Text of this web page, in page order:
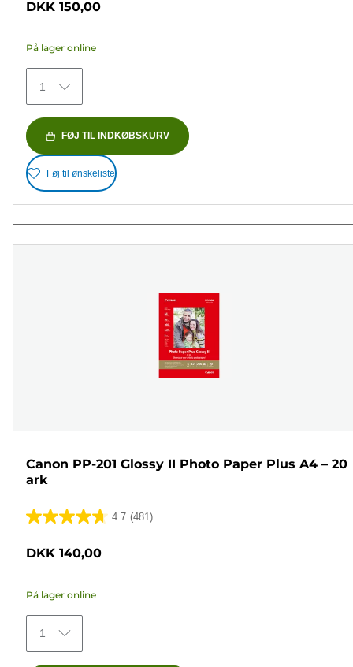
af
stjerner.
74
anmeldelser
DKK 150,00
På lager online
1
FØJ TIL INDKØBSKURV
Føj til ønskeliste
Canon PP-201 Glossy II Photo Paper Plus A4 – 20
ark
4.7 (481)
4.7
stjerner.
481
anmeldelser
DKK 140,00
På lager online
1